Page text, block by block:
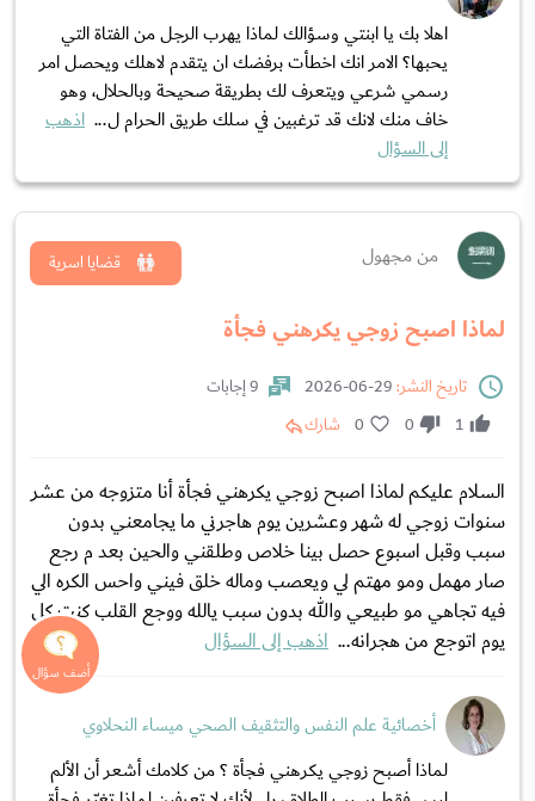
اهلا بك يا ابنتي وسؤالك لماذا يهرب الرجل من الفتاة التي
يحبها؟ الامر انك اخطأت برفضك ان يتقدم لاهلك ويحصل امر
رسمي شرعي ويتعرف لك بطريقة صحيحة وبالحلال، وهو
خاف منك لانك قد ترغبين في سلك طريق الحرام ل... اذهب
إلى السؤال
من مجهول
لماذا اصبح زوجي يكرهني فجأة
قضايا اسرية
تاريخ النشر:
9 إجابات
1
0
0 شارك
السلام عليكم لماذا اصبح زوجي يكرهني فجأة أنا متزوجه من عشر
سنوات زوجي له شهر وعشرين يوم هاجرني ما يجامعني بدون
سبب وقبل اسبوع حصل بينا خلاص وطلقني والحين بعد م رجع
صار مهمل ومو مهتم لي ويعصب وماله خلق فيني واحس الكره الي
فيه تجاهي مو طبيعي والله بدون سبب يالله ووجع القلب كنت كل
يوم اتوجع من هجرانه... اذهب إلى السؤال
أخصائية علم النفس والتثقيف الصحي ميساء النحلاوي
لماذا أصبح زوجي يكرهني فجأة ؟ من كلامك أشعر أن الألم